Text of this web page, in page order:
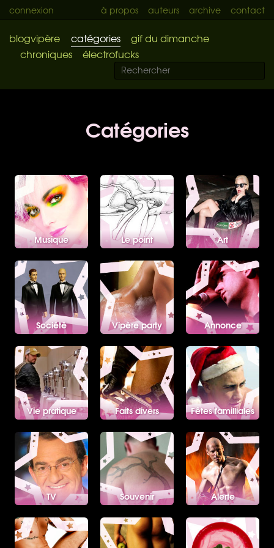
connexion à propos auteurs archive contact
blogvipère catégories
gif du dimanche
chroniques
électrofucks
Catégories
Musique Le point Art
Société Vipère party Annonce
Vie pratique Faits divers Fêtes familliales
TV Souvenir Alerte